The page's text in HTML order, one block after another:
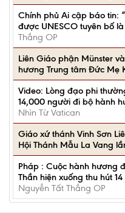
Chính phủ Ai cập báo tin:
được UNESCO tuyên bố
Thắng OP
Liên Giáo phận Münster
hương Trung tâm Đức Mẹ
Video: Lòng đạo phi
14,000 người đi bộ hành
Nhìn Từ Vatican
Giáo xứ thánh Vinh Sơn
Hội Thánh Mẫu La Vang
Pháp : Cuộc hành hương
Thần hiện xuống thu hút
Nguyễn Tất Thắng OP